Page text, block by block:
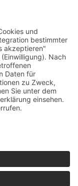
übernimmt
und
Pauli und
Kriterien
werden
auf